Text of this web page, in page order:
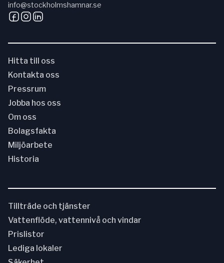
info@stockholmshamnar.se
Hitta till oss
Kontakta oss
Pressrum
Jobba hos oss
Om oss
Bolagsfakta
Miljöarbete
Historia
Tillträde och tjänster
Vattenflöde, vattennivå och vindar
Prislistor
Lediga lokaler